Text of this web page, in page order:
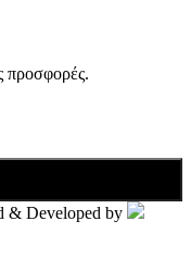
προσφορές.
& Developed by